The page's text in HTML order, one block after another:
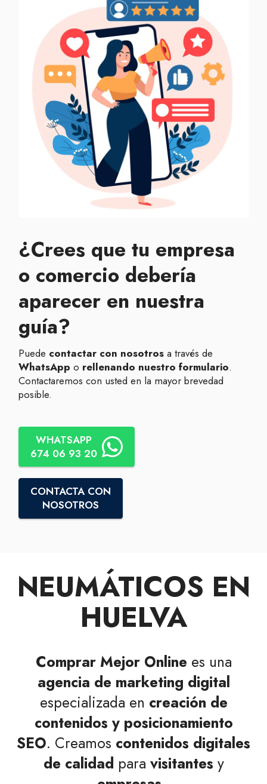
¿Crees que tu empresa
o comercio debería
aparecer en nuestra
guía?
Puede contactar con nosotros a través de
WhatsApp o rellenando nuestro formulario.
Contactaremos con usted en la mayor brevedad
posible.
WHATSAPP
674 06 93 20
CONTACTA CON
NOSOTROS
NEUMÁTICOS EN
HUELVA
Comprar Mejor Online es una
agencia de marketing digital
especializada en creación de
contenidos y posicionamiento
SEO. Creamos contenidos digitales
de calidad para visitantes y